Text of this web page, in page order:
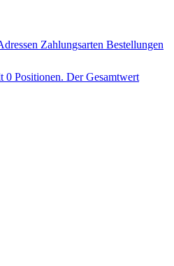
Zahlungsarten Bestellungen
0 Positionen. Der Gesamtwert